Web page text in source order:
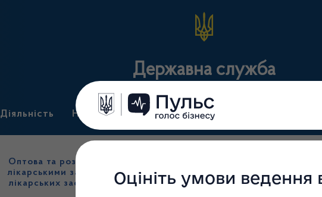
Державна служба
Діяльність Нормативні документи Для громадськості
Оптова та роздрібна торгівля
лікарськими засобами, імпорт
лікарських засобів (крім АФІ)
нагляд
(контроль)
засобів,